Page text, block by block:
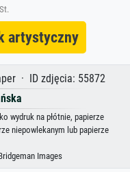
artystyczny
· ID zdjęcia: 55872
wydruk na płótnie, papierze
niepowlekanym lub papierze
Images